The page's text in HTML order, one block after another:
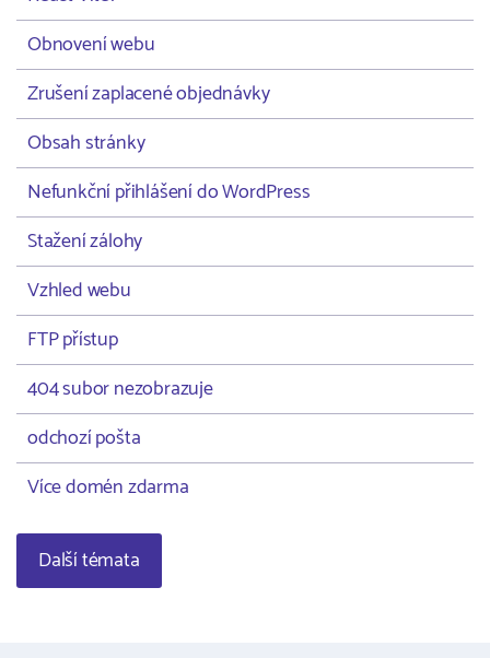
Obnovení webu
Zrušení zaplacené objednávky
Obsah stránky
Nefunkční přihlášení do WordPress
Stažení zálohy
Vzhled webu
FTP přístup
404 subor nezobrazuje
odchozí pošta
Více domén zdarma
Další témata